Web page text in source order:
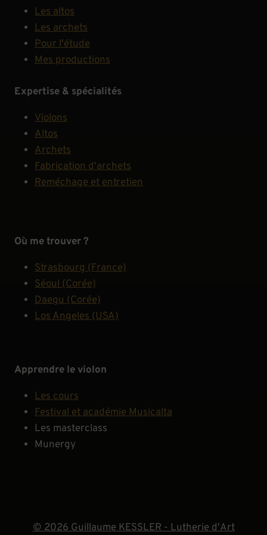
Les altos
Les archets
Pour l'étude
Mes productions
Expertise & spécialités
Violons
Altos
Archets
Fabrication d'archets
Reméchage et entretien
Où me trouver ?
Strasbourg (France)
Séoul (Corée)
Daegu (Corée)
Los Angeles (USA)
Apprendre le violon
Les cours
Festival et académie Musicalta
Les masterclass
Munergy
© 2026 Guillaume KESSLER - Lutherie d'Art